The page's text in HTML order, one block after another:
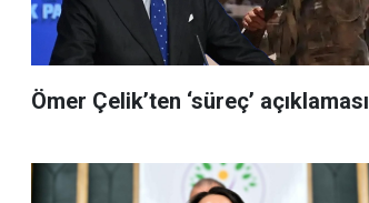
Ömer Çelik’ten ‘süreç’ açıklaması